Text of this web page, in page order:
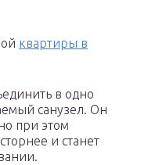
квартиры в
в одно
санузел. Он
при этом
и станет